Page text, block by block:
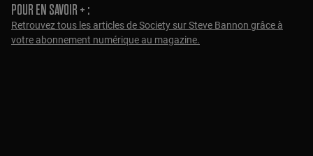
POUR EN SAVOIR + :
Retrouvez tous les articles de Society sur Steve Bannon grâce à
votre abonnement numérique au magazine.